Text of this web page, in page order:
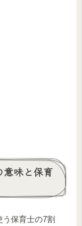
意味と保育
う保育士の7割